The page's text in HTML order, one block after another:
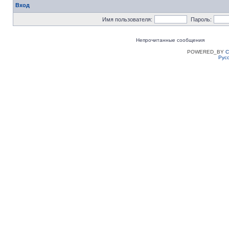
Вход
Имя пользователя: Пароль:
Непрочитанные сообщения
POWERED_BY